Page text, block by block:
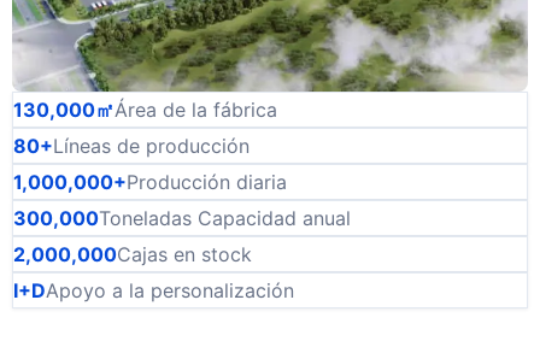
130,000㎡Área de la fábrica
80+Líneas de producción
1,000,000+Producción diaria
300,000Toneladas Capacidad anual
2,000,000Cajas en stock
I+DApoyo a la personalización